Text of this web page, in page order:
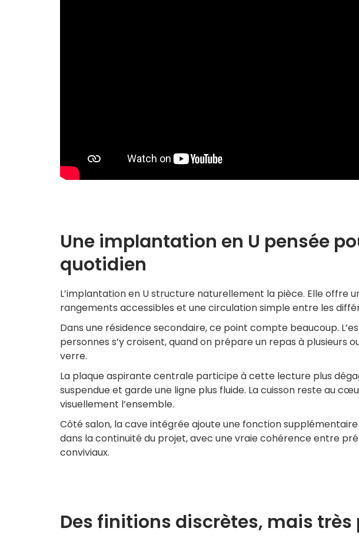
Une implantation en U pensée
quotidien
L’implantation en U structure naturellement la pièce. Elle offre
rangements accessibles et une circulation simple entre les
Dans une résidence secondaire, ce point compte beaucoup.
personnes s’y croisent, quand on prépare un repas à plusieurs
verre.
La plaque aspirante centrale participe à cette lecture plus
suspendue et garde une ligne plus fluide. La cuisson reste au
visuellement l’ensemble.
Côté salon, la cave intégrée ajoute une fonction supplémentaire
dans la continuité du projet, avec une vraie cohérence entre
conviviaux.
Des finitions discrètes, mais très